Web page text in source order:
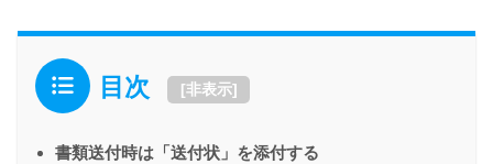
目次 [非表示]
書類送付時は「送付状」を添付する